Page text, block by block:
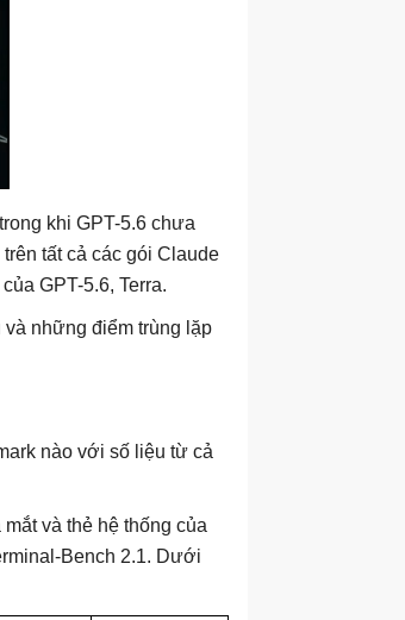
khi GPT-5.6 chưa
tất cả các gói Claude
GPT-5.6, Terra.
những điểm trùng lặp
nào với số liệu từ cả
và thẻ hệ thống của
Bench 2.1. Dưới